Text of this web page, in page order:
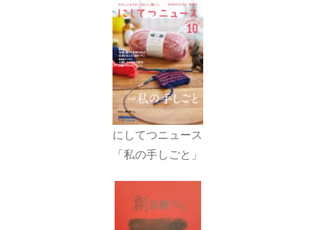
にしてつニュース
「私の手しごと」